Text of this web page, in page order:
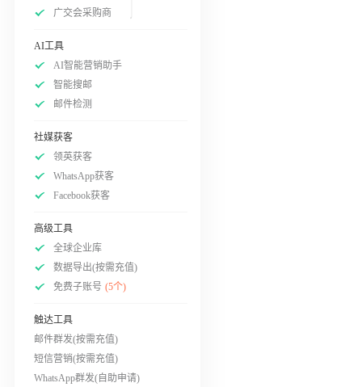
广交会采购商
AI工具
AI智能营销助手
智能搜邮
邮件检测
社媒获客
领英获客
WhatsApp获客
Facebook获客
高级工具
全球企业库
数据导出(按需充值)
免费子账号 (5个)
触达工具
邮件群发(按需充值)
短信营销(按需充值)
WhatsApp群发(自助申请)